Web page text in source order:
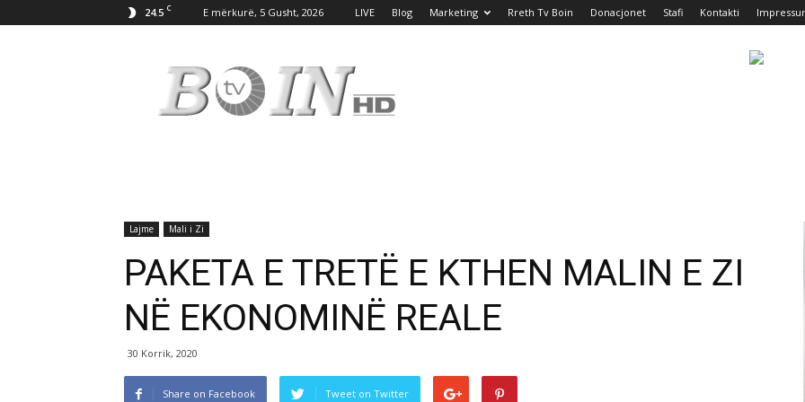
24.5 C E mërkurë, 5 Gusht, 2026 LIVE Blog Marketing Rreth Tv Boin Donacjonet Stafi Kontakti
Boin
Lajme Mali i Zi
PAKETA E TRETË E KTHEN MALIN E ZI
NË EKONOMINË REALE
30 Korrik, 2020
Share on Facebook Tweet on Twitter